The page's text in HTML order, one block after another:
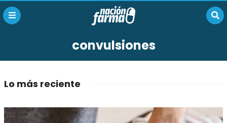
convulsiones
Lo más reciente